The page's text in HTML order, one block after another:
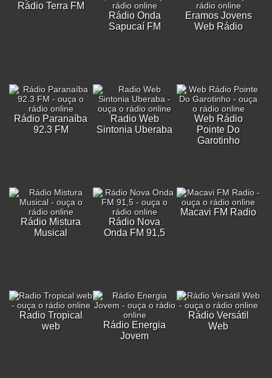
Rádio Terra FM
Rádio Onda
Sapucaí FM
Eramos Jovens
Web Rádio
Rádio Paranaíba
92.3 FM
Radio Web
Sintonia Uberaba
Web Rádio
Pointe Do
Garotinho
Rádio Mistura
Musical
Rádio Nova
Onda FM 91,5
Macavi FM Radio
Radio Tropical
web
Rádio Energia
Jovem
Rádio Versátil
Web